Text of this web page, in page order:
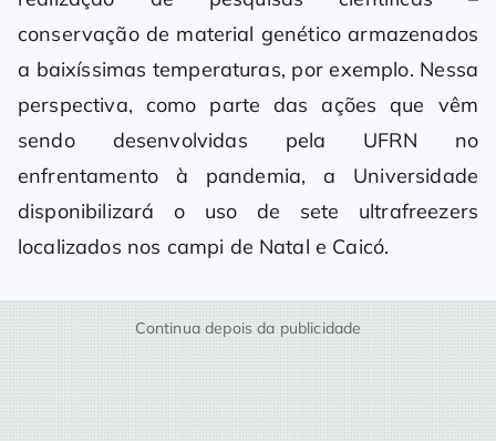
conservação de material genético armazenados
a baixíssimas temperaturas, por exemplo. Nessa
perspectiva, como parte das ações que vêm
sendo desenvolvidas pela UFRN no
enfrentamento à pandemia, a Universidade
disponibilizará o uso de sete ultrafreezers
localizados nos campi de Natal e Caicó.
Continua depois da publicidade